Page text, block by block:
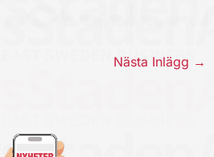
Nästa Inlägg →